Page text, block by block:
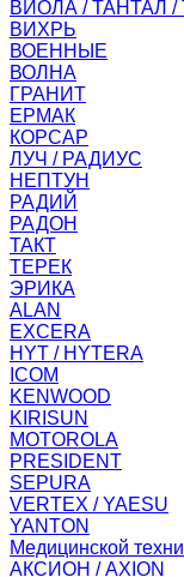
ВИОЛА / ТАНТАЛ
ВИХРЬ
ВОЕННЫЕ
ВОЛНА
ГРАНИТ
ЕРМАК
КОРСАР
ЛУЧ / РАДИУС
НЕПТУН
РАДИЙ
РАДОН
ТАКТ
ТЕРЕК
ЭРИКА
ALAN
EXCERA
HYT / HYTERA
ICOM
KENWOOD
KIRISUN
MOTOROLA
PRESIDENT
SEPURA
VERTEX / YAESU
YANTON
Медицинской
АКСИОН / AXION